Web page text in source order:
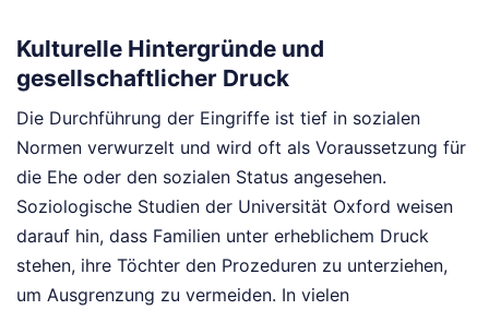
Kulturelle Hintergründe und
gesellschaftlicher Druck
Die Durchführung der Eingriffe ist tief in sozialen
Normen verwurzelt und wird oft als Voraussetzung für
die Ehe oder den sozialen Status angesehen.
Soziologische Studien der Universität Oxford weisen
darauf hin, dass Familien unter erheblichem Druck
stehen, ihre Töchter den Prozeduren zu unterziehen,
um Ausgrenzung zu vermeiden. In vielen